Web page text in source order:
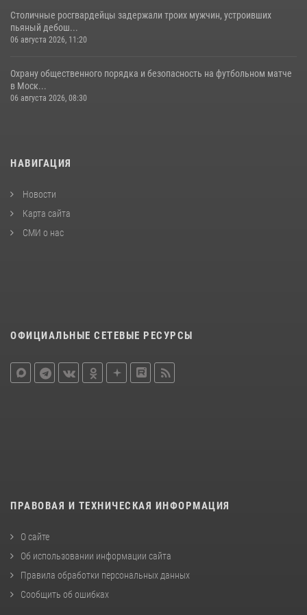
Столичные росгвардейцы задержали троих мужчин, устроивших
пьяный дебош...
06 августа 2026, 11:20
Охрану общественного порядка и безопасность на футбольном матче
в Моск...
06 августа 2026, 08:30
НАВИГАЦИЯ
Новости
Карта сайта
СМИ о нас
ОФИЦИАЛЬНЫЕ СЕТЕВЫЕ РЕСУРСЫ
ПРАВОВАЯ И ТЕХНИЧЕСКАЯ ИНФОРМАЦИЯ
О сайте
Об использовании информации сайта
Правила обработки персональных данных
Сообщить об ошибках